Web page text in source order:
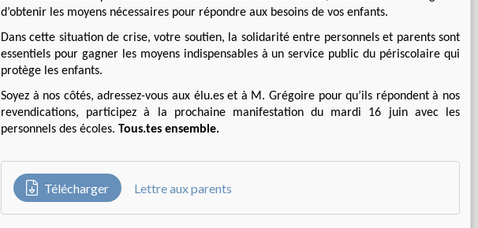
d’obtenir les moyens nécessaires pour répondre aux besoins de vos enfants.
Dans cette situation de crise, votre soutien, la solidarité entre personnels et parents sont
essentiels pour gagner les moyens indispensables à un service public du périscolaire qui
protège les enfants.
Soyez à nos côtés, adressez-vous aux élu.es et à M. Grégoire pour qu’ils répondent à nos
revendications, participez à la prochaine manifestation du mardi 16 juin avec les
personnels des écoles. Tous.tes ensemble.
Télécharger Lettre aux parents